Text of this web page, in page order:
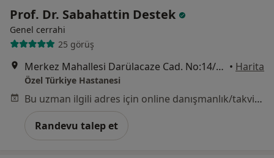
Prof. Dr. Sabahattin Destek
Genel cerrahi
25 görüş
Merkez Mahallesi Darülacaze Cad. No:14/1, Şişli • Harita
Özel Türkiye Hastanesi
Bu uzman ilgili adres için online danışmanlık/takvim sunmuyor.
Randevu talep et